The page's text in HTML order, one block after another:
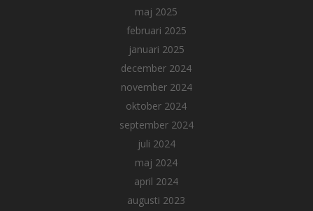
maj 2025
februari 2025
januari 2025
december 2024
november 2024
oktober 2024
september 2024
juli 2024
maj 2024
april 2024
augusti 2023